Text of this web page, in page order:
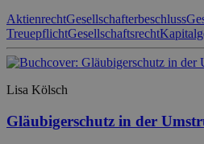
AktienrechtGesellschafterbeschluss
TreuepflichtGesellschaftsrecht
Lisa Kölsch
Gläubigerschutz in der